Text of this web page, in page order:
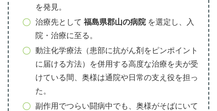
を発見。
治療先として 福島県郡山の病院を選定し、入
院・治療に至る。
動注化学療法（患部に抗がん剤をピンポイント
に届ける方法）を併用する高度な治療を夫が受
けている間、奥様は通院や日常の支え役を担っ
た。
副作用でつらい闘病中でも、奥様がそばにいて